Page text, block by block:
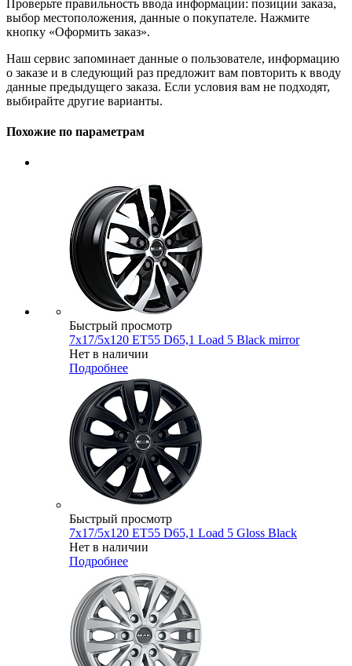
Проверьте правильность ввода информации: позиции заказа,
выбор местоположения, данные о покупателе. Нажмите
кнопку «Оформить заказ».
Наш сервис запоминает данные о пользователе, информацию
о заказе и в следующий раз предложит вам повторить к вводу
данные предыдущего заказа. Если условия вам не подходят,
выбирайте другие варианты.
Похожие по параметрам
Быстрый просмотр
7x17/5x120 ET55 D65,1 Load 5 Black mirror
Нет в наличии
Подробнее
Быстрый просмотр
7x17/5x120 ET55 D65,1 Load 5 Gloss Black
Нет в наличии
Подробнее